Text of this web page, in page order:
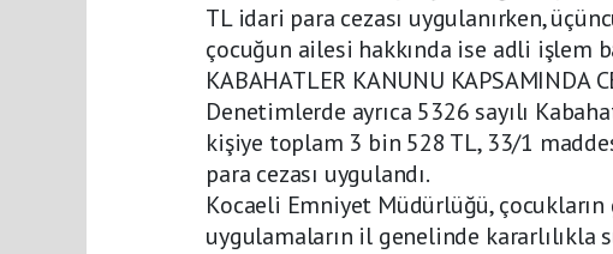
TL idari para cezası uygulanırken,
çocuğun ailesi hakkında ise adli işlem
KABAHATLER KANUNU KAPSAMINDA
Denetimlerde ayrıca 5326 sayılı
kişiye toplam 3 bin 528 TL, 33/1
para cezası uygulandı.
Kocaeli Emniyet Müdürlüğü,
uygulamaların il genelinde